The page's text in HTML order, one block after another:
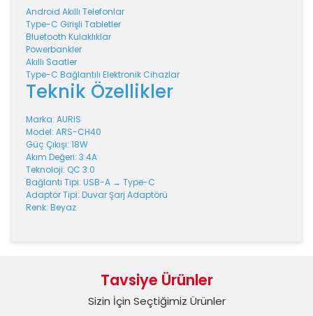
Android Akıllı Telefonlar
Type-C Girişli Tabletler
Bluetooth Kulaklıklar
Powerbankler
Akıllı Saatler
Type-C Bağlantılı Elektronik Cihazlar
Teknik Özellikler
Marka: AURIS
Model: ARS-CH40
Güç Çıkışı: 18W
Akım Değeri: 3.4A
Teknoloji: QC 3.0
Bağlantı Tipi: USB-A → Type-C
Adaptör Tipi: Duvar Şarj Adaptörü
Renk: Beyaz
Yorum Yaz
formunu kullanarak tarafımıza iletebilirsiniz.
Görüş ve önerileriniz için teşekkür ederiz.
Tavsiye Ürünler
Sizin İçin Seçtiğimiz Ürünler